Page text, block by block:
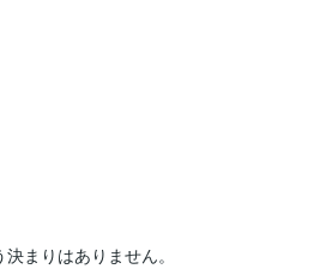
まりはありません。